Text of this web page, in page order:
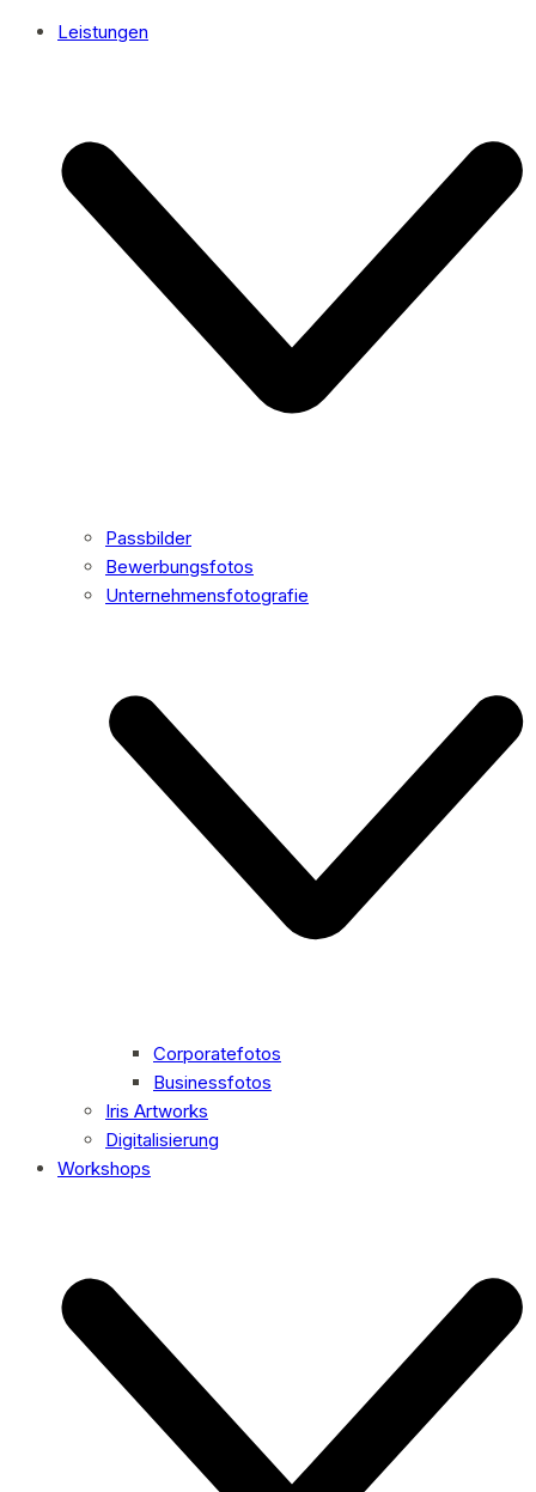
Leistungen
Passbilder
Bewerbungsfotos
Unternehmensfotografie
Corporatefotos
Businessfotos
Iris Artworks
Digitalisierung
Workshops